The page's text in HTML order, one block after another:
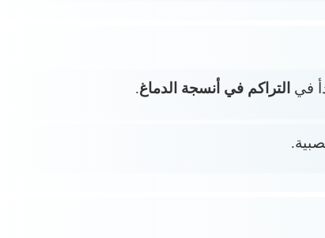
في التراكم في أنسجة الدماغ.